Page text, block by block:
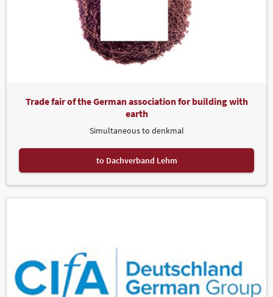
Trade fair of the German association for building with
earth
Simultaneous to denkmal
to Dachverband Lehm